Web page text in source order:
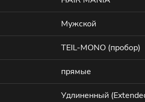
Мужской
TEIL-MONO (пробор)
прямые
Удлиненный